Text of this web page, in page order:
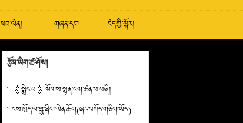
ཕབ་ལེན། གཞན་དག ངེད་ཀྱི་སྐོར།
རྩོམ་ཡིག་ཚ་ཤོས།
《སྨྲེང་བ》སོགས་སྙན་ངག་ཚན་པ་བཞི།
ངས་ཁྱོད་ལ་གླུ་ཞིག་ལེན་ཆོག(ཞར་བཀོད་གཅིག་ཡོད)